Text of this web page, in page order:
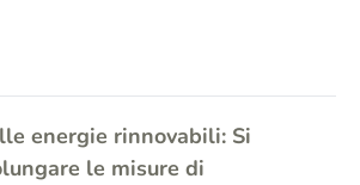
energie rinnovabili: Si
le misure di